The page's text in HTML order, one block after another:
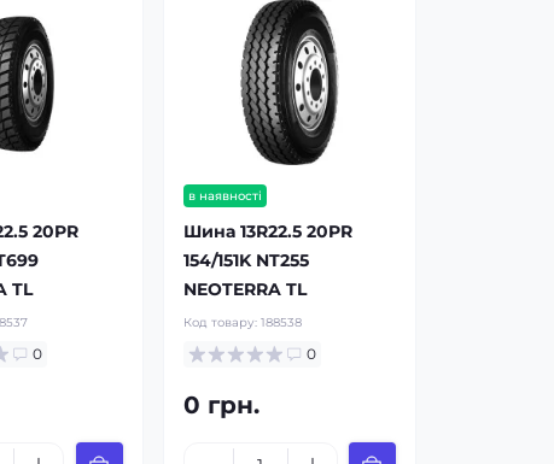
20PR
TL
0
в наявності
Шина 13R22.5 20PR
154/151K NT255
NEOTERRA TL
Код товару: 188538
0
0 грн.